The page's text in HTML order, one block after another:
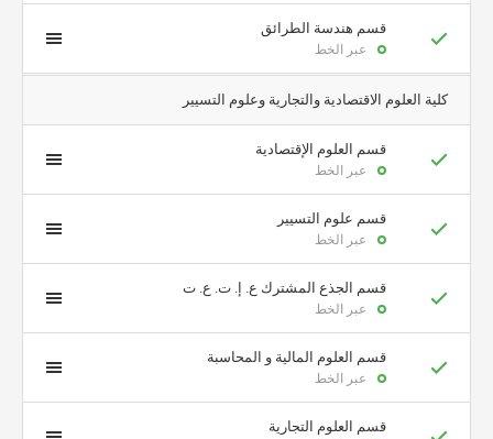
قسم هندسة الطرائق
عبر الخط
كلية العلوم الاقتصادية والتجارية وعلوم التسيير
قسم العلوم الإقتصادية
عبر الخط
قسم علوم التسيير
عبر الخط
قسم الجذع المشترك ع. إ. ت. ع. ت
عبر الخط
قسم العلوم المالية و المحاسبة
عبر الخط
قسم العلوم التجارية